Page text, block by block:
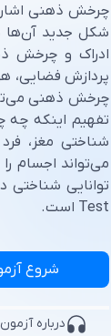
چرخش ذهنی
شکل جدید آن‌ها
ادراک و چرخش
پردازش فضایی،
چرخش ذهنی
تفهیم اینکه چه
شناختی مغز،
می‌تواند اجسام
Test است.
شروع
دربارهآزمون